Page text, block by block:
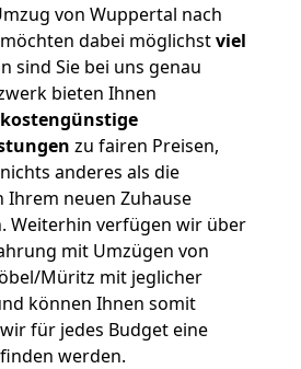
von Wuppertal nach
dabei möglichstviel
sind Sie bei uns genau
bieten Ihnen
kostengünstige
zu fairen Preisen,
anderes als die
Ihrem neuen Zuhause
Weiterhin verfügen wir über
mit Umzügen von
Müritz mit jeglicher
können Ihnen somit
für jedes Budget eine
werden.